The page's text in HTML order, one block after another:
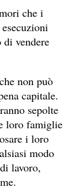
che i
vendere
non può
capitale.
sepolte
loro famiglie
i loro
modo
lavoro,